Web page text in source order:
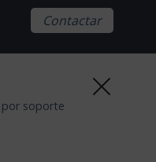
Contactar
por soporte